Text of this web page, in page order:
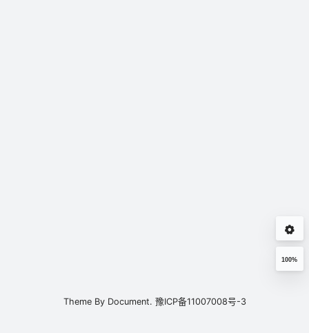
100%
Theme By Document. 豫ICP备11007008号-3